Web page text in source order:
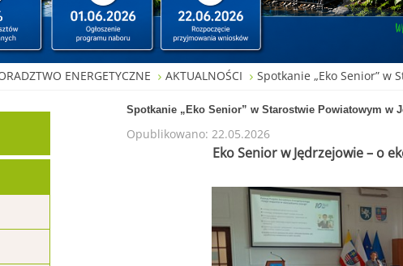
ENERGETYCZNE AKTUALNOŚCI Spotkanie „Eko Senior” w
Spotkanie „Eko Senior” w Starostwie Powiatowym w
Opublikowano: 22.05.2026
Eko Senior w Jędrzejowie – o